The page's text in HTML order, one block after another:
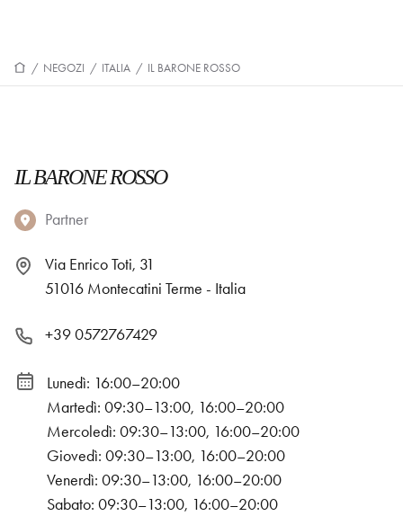
/ NEGOZI / ITALIA / IL BARONE ROSSO
IL BARONE ROSSO
Partner
Via Enrico Toti, 31
51016 Montecatini Terme - Italia
+39 0572767429
Lunedì: 16:00–20:00
Martedì: 09:30–13:00, 16:00–20:00
Mercoledì: 09:30–13:00, 16:00–20:00
Giovedì: 09:30–13:00, 16:00–20:00
Venerdì: 09:30–13:00, 16:00–20:00
Sabato: 09:30–13:00, 16:00–20:00